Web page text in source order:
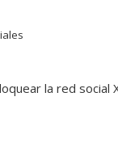
la red social